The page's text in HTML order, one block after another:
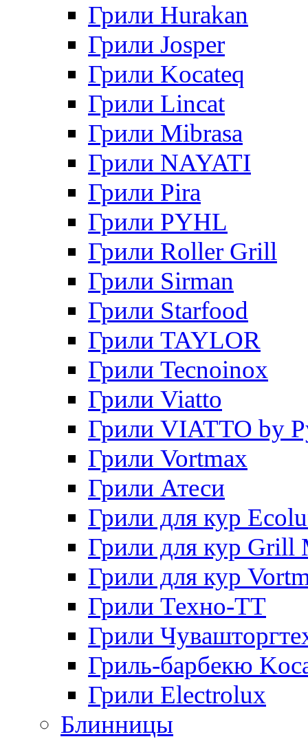
Грили Hurakan
Грили Josper
Грили Kocateq
Грили Lincat
Грили Mibrasa
Грили NAYATI
Грили Pira
Грили PYHL
Грили Roller Grill
Грили Sirman
Грили Starfood
Грили TAYLOR
Грили Tecnoinox
Грили Viatto
Грили VIATTO by
Грили Vortmax
Грили Атеси
Грили для кур
Грили для кур Grill
Грили для кур
Грили Техно-ТТ
Грили
Гриль-барбекю
Грили Electrolux
Блинницы